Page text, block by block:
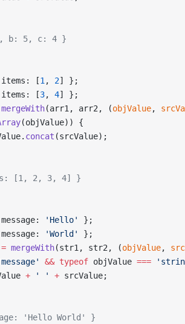
b: 5, c: 4 }
[1 , 2] };
[3, 4] };
mergeWith(arr1, arr2, (objValue,
(objValue)) {
concat (srcValue);
[1, 2, 3, 4] }
'Hello'
};
'World'
};
= mergeWith(str1, str2, (objValue,
&& typeof objValue ===
+ ' ' + srcValue;
'Hello World' }